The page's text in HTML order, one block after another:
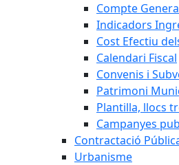
Compte
Indicadors
Cost Efectiu
Calendari Fiscal
Convenis i
Patrimoni
Plantilla, llocs
Campanyes
Contractació
Urbanisme